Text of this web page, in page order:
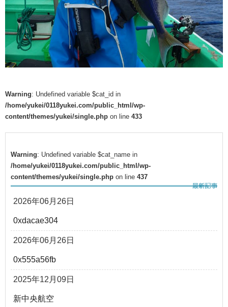
Warning: Undefined variable $cat_id in
/home/yukei/0118yukei.com/public_html/wp-
content/themes/yukei/single.php on line 433
Warning: Undefined variable $cat_name in
/home/yukei/0118yukei.com/public_html/wp-
content/themes/yukei/single.php on line 437
2026年06月26日
0xdacae304
2026年06月26日
0x555a56fb
2025年12月09日
新中央航空